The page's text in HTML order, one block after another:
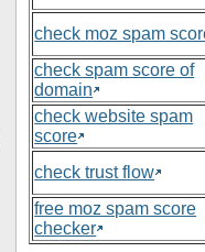
check moz spam
check spam score of
domain
check website spam
score
check trust flow
free moz spam score
checker